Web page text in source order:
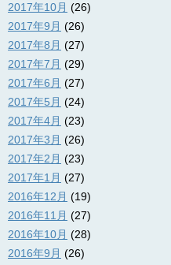
2017年10月 (26)
2017年9月 (26)
2017年8月 (27)
2017年7月 (29)
2017年6月 (27)
2017年5月 (24)
2017年4月 (23)
2017年3月 (26)
2017年2月 (23)
2017年1月 (27)
2016年12月 (19)
2016年11月 (27)
2016年10月 (28)
2016年9月 (26)